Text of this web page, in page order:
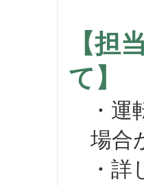
【担
て】
・運
場合
・詳